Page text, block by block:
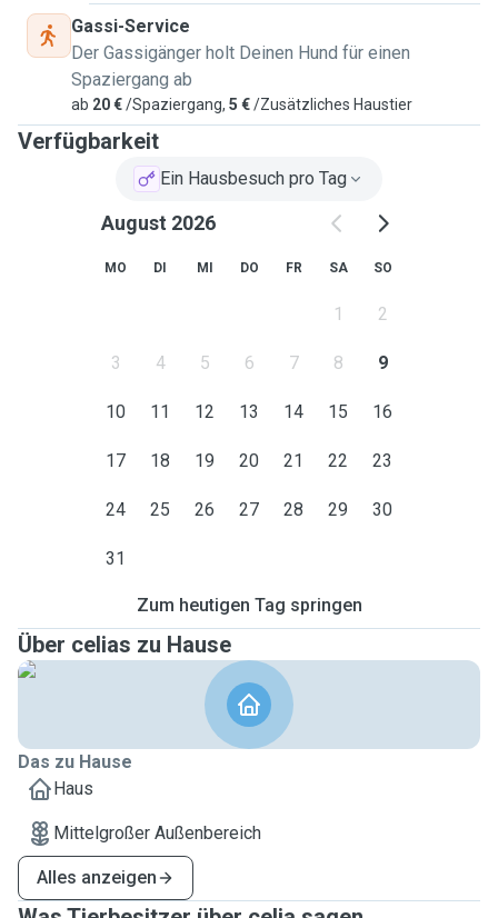
Gassi-Service
Der Gassigänger holt Deinen Hund für einen
Spaziergang ab
ab 20 €/Spaziergang, 5 €/Zusätzliches Haustier
Verfügbarkeit
Ein Hausbesuch pro Tag
August 2026
MO DI MI DO FR SA SO
1 2
3 4 5 6 7 8 9
10 11 12 13 14 15 16
17 18 19 20 21 22 23
24 25 26 27 28 29 30
31
Zum heutigen Tag springen
Über celias zu Hause
Das zu Hause
Haus
Mittelgroßer Außenbereich
Alles anzeigen